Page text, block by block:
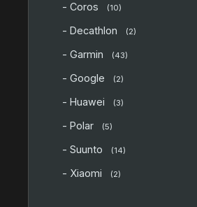
- Coros (10)
- Decathlon (2)
- Garmin (43)
- Google (2)
- Huawei (3)
- Polar (5)
- Suunto (14)
- Xiaomi (2)